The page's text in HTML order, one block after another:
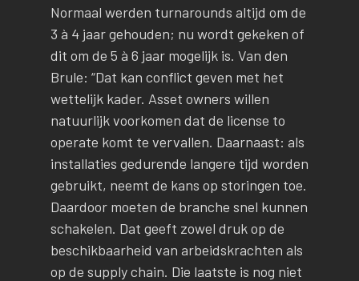
Normaal werden turnarounds altijd om de
3 à 4 jaar gehouden; nu wordt gekeken of
dit om de 5 à 6 jaar mogelijk is. Van den
Brule: “Dat kan conflict geven met het
wettelijk kader. Asset owners willen
natuurlijk voorkomen dat de license to
operate komt te vervallen. Daarnaast: als
installaties gedurende langere tijd worden
gebruikt, neemt de kans op storingen toe.
Daardoor moeten de branche snel kunnen
schakelen. Dat geeft zowel druk op de
beschikbaarheid van arbeidskrachten als
op de supply chain. Die laatste is nog niet